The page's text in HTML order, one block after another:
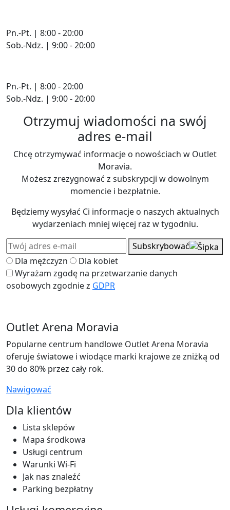
Pn.-Pt. | 8:00 - 20:00
Sob.-Ndz. | 9:00 - 20:00
Pn.-Pt. | 8:00 - 20:00
Sob.-Ndz. | 9:00 - 20:00
Otrzymuj wiadomości na swój
adres e-mail
Chcę otrzymywać informacje o nowościach w Outlet
Moravia.
Możesz zrezygnować z subskrypcji w dowolnym
momencie i bezpłatnie.
Będziemy wysyłać Ci informacje o naszych aktualnych
wydarzeniach mniej więcej raz w tygodniu.
Subskrybować
Dla mężczyzn
Dla kobiet
Wyrażam zgodę na przetwarzanie danych
osobowych zgodnie z GDPR
Outlet Arena Moravia
Popularne centrum handlowe Outlet Arena Moravia
oferuje światowe i wiodące marki krajowe ze zniżką od
30 do 80% przez cały rok.
Nawigować
Dla klientów
Lista sklepów
Mapa środkowa
Usługi centrum
Warunki Wi-Fi
Jak nas znaleźć
Parking bezpłatny